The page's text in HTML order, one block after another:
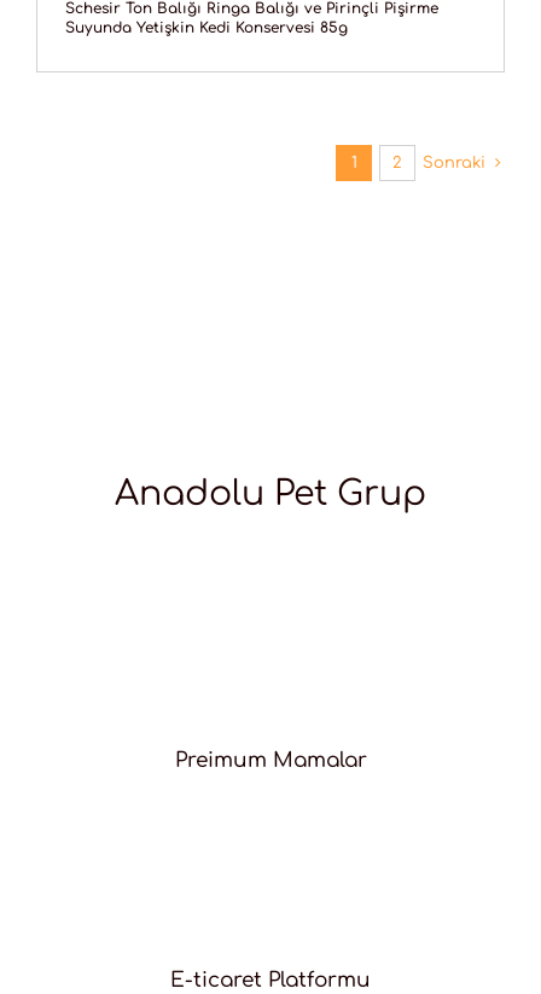
Schesir Ton Balığı Ringa Balığı ve Pirinçli Pişirme
Suyunda Yetişkin Kedi Konservesi 85g
1 2 Sonraki
Anadolu Pet Grup
Preimum Mamalar
E-ticaret Platformu